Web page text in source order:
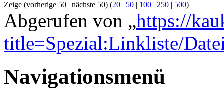
Zeige (vorherige 50 | nächste 50) (20 | 50 | 100 | 250 | 500)
Abgerufen von „https://
title=Spezial:Linkliste/
Navigationsmenü